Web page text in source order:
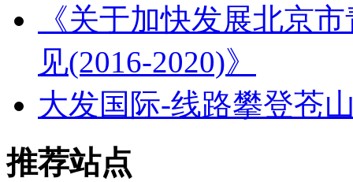
《关于加快发展北京
见(2016-2020)》
大发国际-线路攀登苍
推荐站点